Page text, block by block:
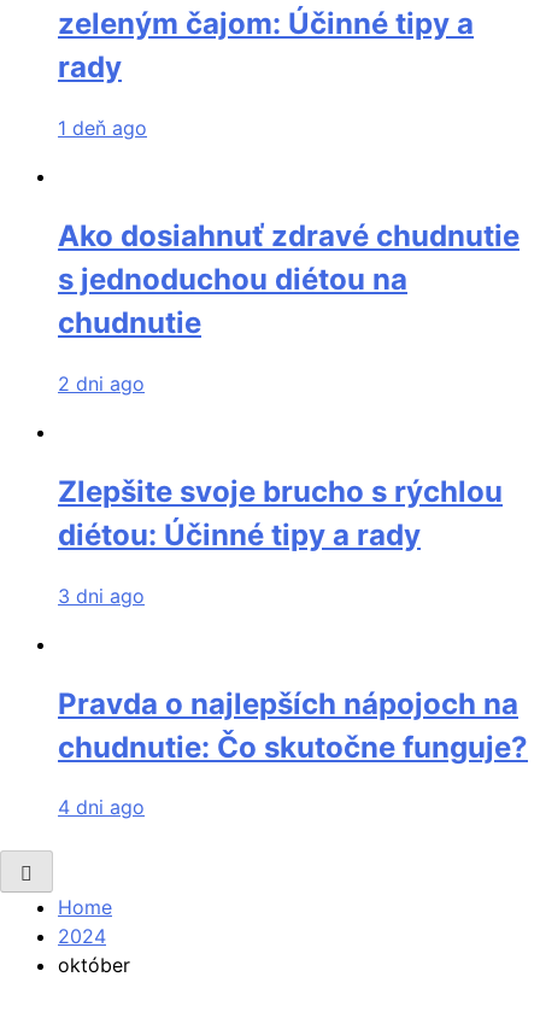
zeleným čajom: Účinné tipy a
rady
1 deň ago
Ako dosiahnuť zdravé chudnutie
s jednoduchou diétou na
chudnutie
2 dni ago
Zlepšite svoje brucho s rýchlou
diétou: Účinné tipy a rady
3 dni ago
Pravda o najlepších nápojoch na
chudnutie: Čo skutočne funguje?
4 dni ago
Home
2024
október